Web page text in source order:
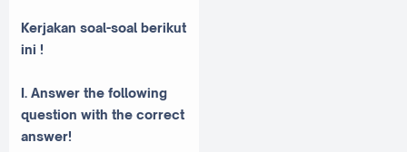
Kerjakan soal-soal berikut
ini !
I. Answer the following
question with the correct
answer!